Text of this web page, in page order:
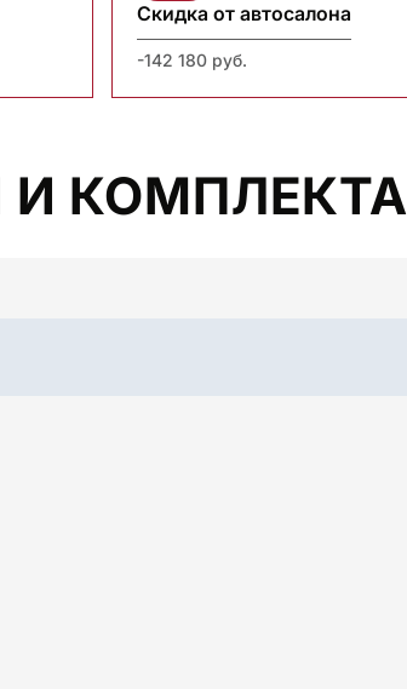
Скидка от автосалона
-142 180 руб.
И